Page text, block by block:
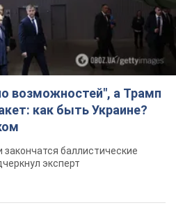
возможностей", а Трамп
как быть Украине?
баллистические
эксперт